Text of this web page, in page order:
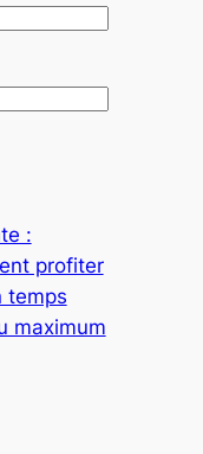
:
profiter
temps
maximum